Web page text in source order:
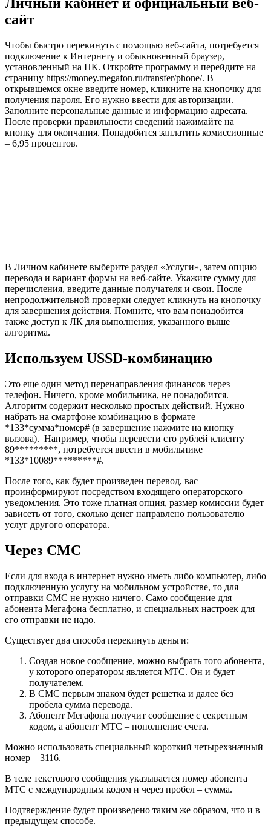
сайт
Чтобы быстро перекинуть с помощью веб-сайта, потребуется
подключение к Интернету и обыкновенный браузер,
установленный на ПК. Откройте программу и перейдите на
страницу https://money.megafon.ru/transfer/phone/. В
открывшемся окне введите номер, кликните на кнопочку для
получения пароля. Его нужно ввести для авторизации.
Заполните персональные данные и информацию адресата.
После проверки правильности сведений нажимайте на
кнопку для окончания. Понадобится заплатить комиссионные
– 6,95 процентов.
В Личном кабинете выберите раздел «Услуги», затем опцию
перевода и вариант формы на веб-сайте. Укажите сумму для
перечисления, введите данные получателя и свои. После
непродолжительной проверки следует кликнуть на кнопочку
для завершения действия. Помните, что вам понадобится
также доступ к ЛК для выполнения, указанного выше
алгоритма.
Используем USSD-комбинацию
Это еще один метод перенаправления финансов через
телефон. Ничего, кроме мобильника, не понадобится.
Алгоритм содержит несколько простых действий. Нужно
набрать на смартфоне комбинацию в формате
*133*сумма*номер# (в завершение нажмите на кнопку
вызова). Например, чтобы перевести сто рублей клиенту
89*********, потребуется ввести в мобильнике
*133*10089*********#.
После того, как будет произведен перевод, вас
проинформируют посредством входящего операторского
уведомления. Это тоже платная опция, размер комиссии будет
зависеть от того, сколько денег направлено пользователю
услуг другого оператора.
Через СМС
Если для входа в интернет нужно иметь либо компьютер, либо
подключенную услугу на мобильном устройстве, то для
отправки СМС не нужно ничего. Само сообщение для
абонента Мегафона бесплатно, и специальных настроек для
его отправки не надо.
Существует два способа перекинуть деньги:
Создав новое сообщение, можно выбрать того абонента,
у которого оператором является МТС. Он и будет
получателем.
В СМС первым знаком будет решетка и далее без
пробела сумма перевода.
Абонент Мегафона получит сообщение с секретным
кодом, а абонент МТС – пополнение счета.
Можно использовать специальный короткий четырехзначный
номер – 3116.
В теле текстового сообщения указывается номер абонента
МТС с международным кодом и через пробел – сумма.
Подтверждение будет произведено таким же образом, что и в
предыдущем способе.